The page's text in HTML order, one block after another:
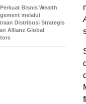
Bisnis Wealth
melalui
Distribusi Strategis
Allianz Global